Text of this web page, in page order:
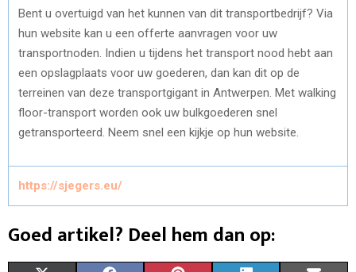
Bent u overtuigd van het kunnen van dit transportbedrijf? Via
hun website kan u een offerte aanvragen voor uw
transportnoden. Indien u tijdens het transport nood hebt aan
een opslagplaats voor uw goederen, dan kan dit op de
terreinen van deze transportgigant in Antwerpen. Met walking
floor-transport worden ook uw bulkgoederen snel
getransporteerd. Neem snel een kijkje op hun website.
https://sjegers.eu/
Goed artikel? Deel hem dan op: